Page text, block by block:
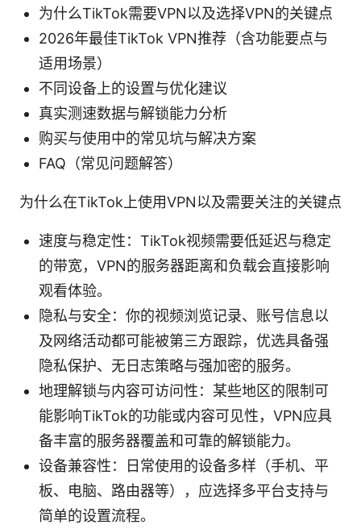
为什么TikTok需要VPN以及选择VPN的关键点
2026年最佳TikTok VPN推荐（含功能要点与
适用场景）
不同设备上的设置与优化建议
真实测速数据与解锁能力分析
购买与使用中的常见坑与解决方案
FAQ（常见问题解答）
为什么在TikTok上使用VPN以及需要关注的关键点
速度与稳定性：TikTok视频需要低延迟与稳定
的带宽，VPN的服务器距离和负载会直接影响
观看体验。
隐私与安全：你的视频浏览记录、账号信息以
及网络活动都可能被第三方跟踪，优选具备强
隐私保护、无日志策略与强加密的服务。
地理解锁与内容可访问性：某些地区的限制可
能影响TikTok的功能或内容可见性，VPN应具
备丰富的服务器覆盖和可靠的解锁能力。
设备兼容性：日常使用的设备多样（手机、平
板、电脑、路由器等），应选择多平台支持与
简单的设置流程。